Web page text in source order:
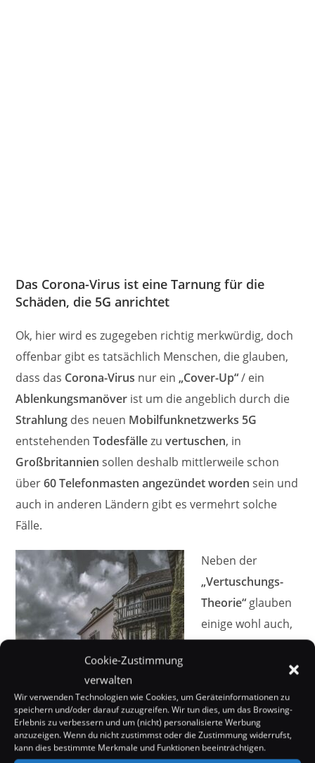
Cookie-Zustimmung
verwalten
Wir verwenden Technologien wie Cookies, um Geräteinformationen zu
speichern und/oder darauf zuzugreifen. Wir tun dies, um das Browsing-
Erlebnis zu verbessern und um (nicht) personalisierte Werbung
anzuzeigen. Wenn du nicht zustimmst oder die Zustimmung widerrufst,
kann dies bestimmte Merkmale und Funktionen beeinträchtigen.
Das Corona-Virus ist eine Tarnung für die
Schäden, die 5G anrichtet
Ok, hier wird es zugegeben richtig merkwürdig, doch
offenbar gibt es tatsächlich Menschen, die glauben,
dass das Corona-Virus nur ein„Cover-Up“/ ein
Ablenkungsmanöver ist um die angeblich durch die
Strahlung des neuen Mobilfunknetzwerks 5G
entstehendenTodesfällezuvertuschen, in
Großbritanniensollen deshalb mittlerweile schon
über60 Telefonmasten angezündet worden sein und
auch in anderen Ländern gibt es vermehrt solche
Fälle.
Neben der
„Vertuschungs-
Theorie“ glauben
einige wohl auch,
dass die5G
schwäche und das
Corona-Virus
nur
deswegen solche